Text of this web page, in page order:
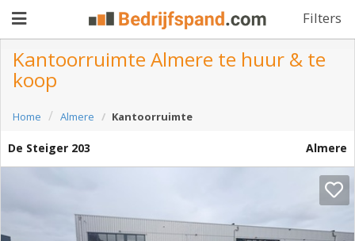
Filters
Pand
aanbieden
zoeken
adverteren
Premium
Kantoorruimte Almere te huur & te
koop
Home Almere Kantoorruimte
De Steiger 203 Almere